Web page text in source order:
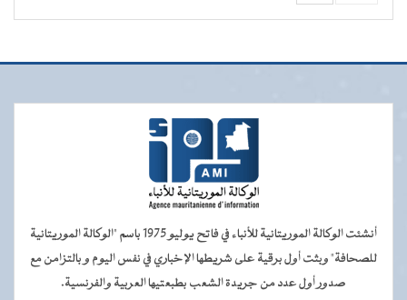
أنشئت الوكالة الموريتانية للأنباء في فاتح يوليو 1975 باسم "الوكالة الموريتانية
للصحافة" وبثت أول برقية على شريطها الإخباري في نفس اليوم و بالتزامن مع
صدور أول عدد من جريدة الشعب بطبعتيها العربية والفرنسية.